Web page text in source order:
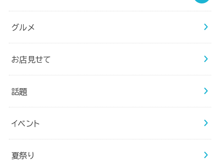
グルメ
お店見せて
話題
イベント
夏祭り